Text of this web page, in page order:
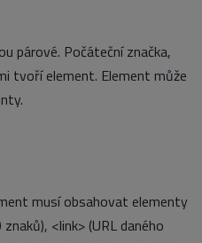
párové. Počáteční značka,
tvoří element. Element může
musí obsahovat elementy
<link> (URL daného